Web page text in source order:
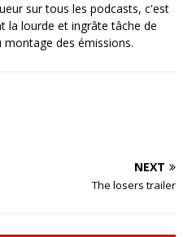
sur tous les podcasts, c'est
la lourde et ingrâte tâche de
des émissions.
NEXT
The losers trailer